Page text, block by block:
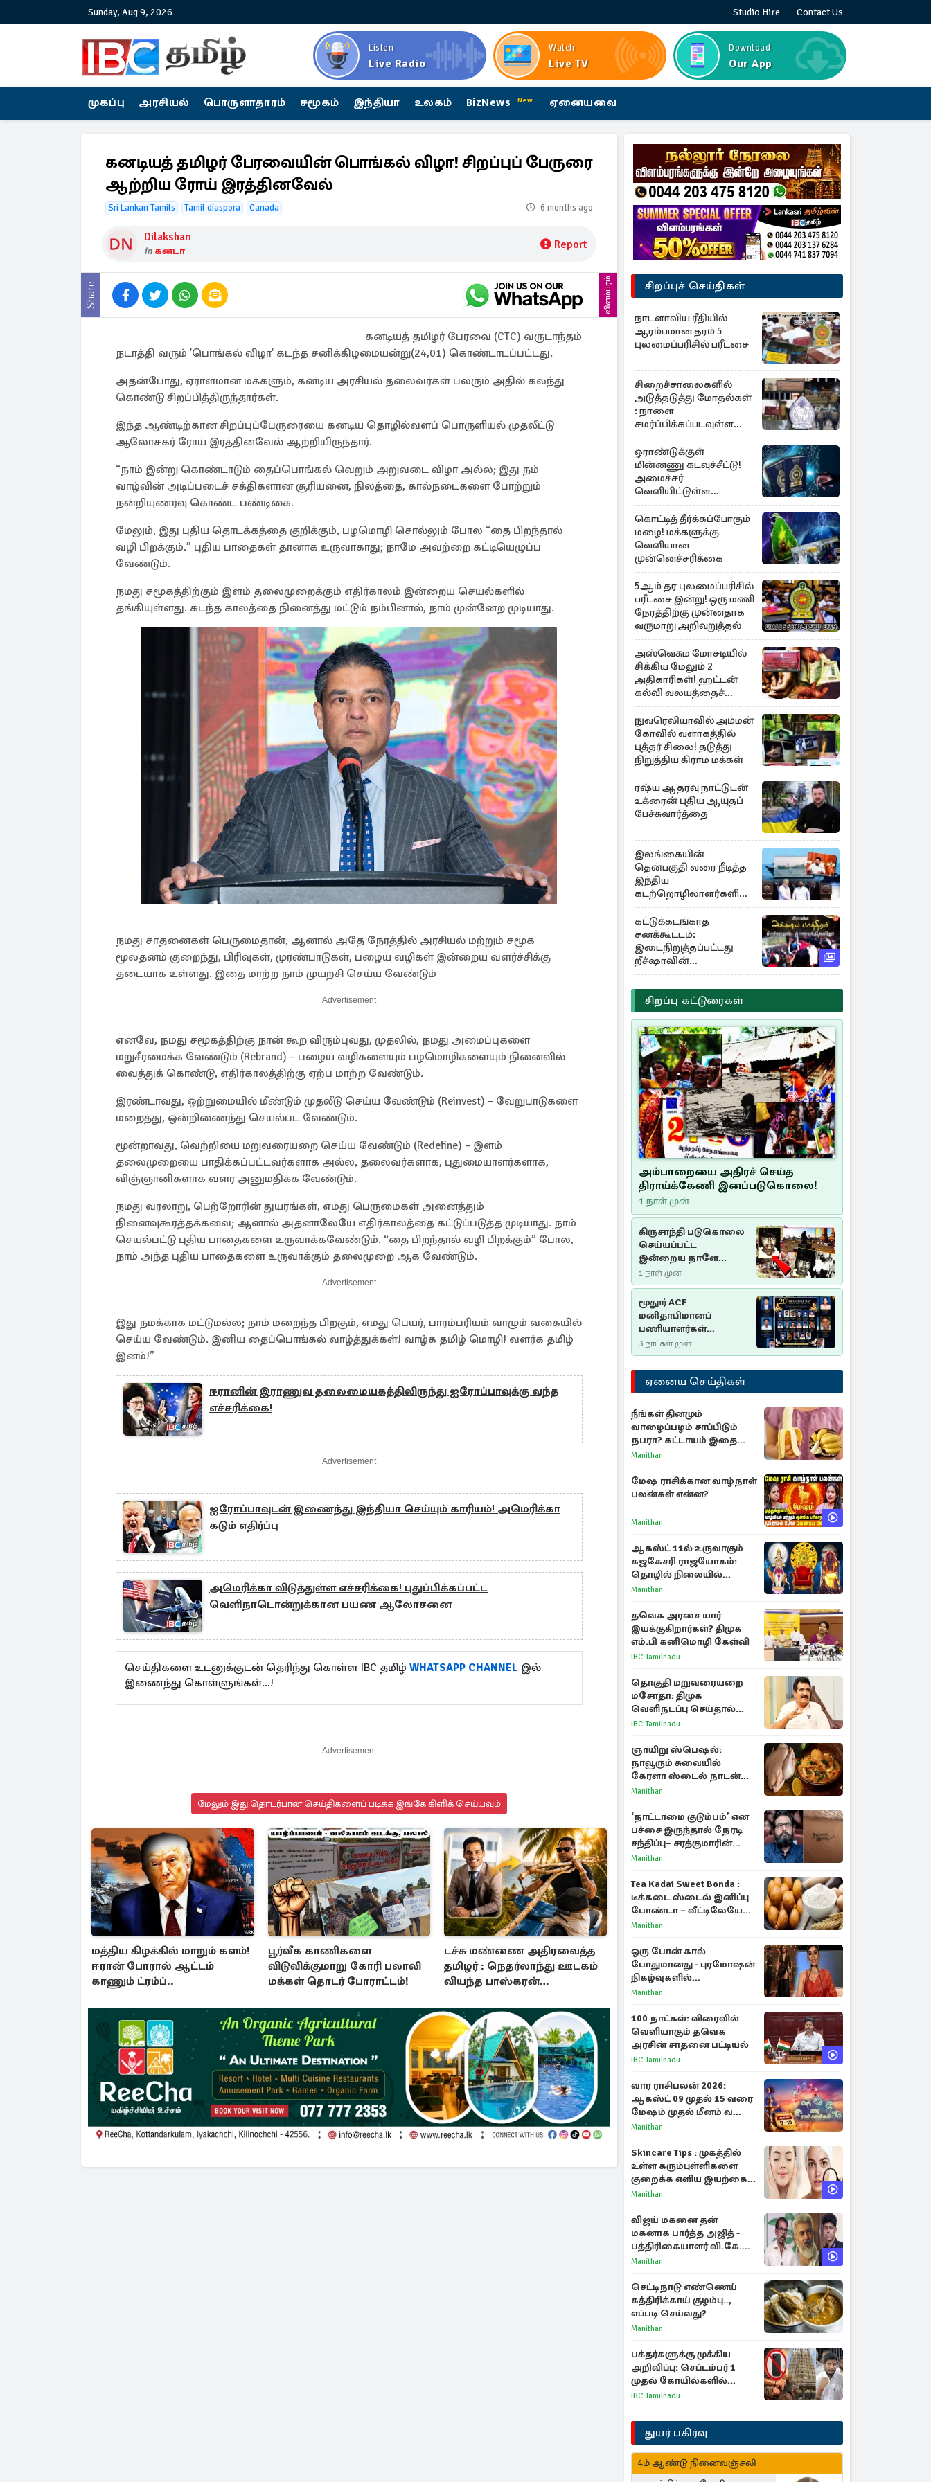
Sunday, Aug 9, 2026 Studio Hire Contact Us
Listen
Live Radio
Watch
Live TV
Download
Our App
முகப்பு அரசியல் பொருளாதாரம் சமூகம் இந்தியா உலகம் BizNews New ஏனையவை
கனடியத் தமிழர் பேரவையின் பொங்கல் விழா! சிறப்புப் பேருரை
ஆற்றிய ரோய் இரத்தினவேல்
Sri Lankan Tamils Tamil diaspora Canada 6 months ago
Dilakshan
in கனடா Report
Share விளம்பரம்
கனடியத் தமிழர் பேரவை (CTC) வருடாந்தம்
நடாத்தி வரும் 'பொங்கல் விழா' கடந்த சனிக்கிழமையன்று(24,01) கொண்டாடப்பட்டது.
அதன்போது, ஏராளமான மக்களும், கனடிய அரசியல் தலைவர்கள் பலரும் அதில் கலந்து
கொண்டு சிறப்பித்திருந்தார்கள்.
இந்த ஆண்டிற்கான சிறப்புப்பேருரையை கனடிய தொழில்வளப் பொருளியல் முதலீட்டு
ஆலோசகர் ரோய் இரத்தினவேல் ஆற்றியிருந்தார்.
“நாம் இன்று கொண்டாடும் தைப்பொங்கல் வெறும் அறுவடை விழா அல்ல; இது நம்
வாழ்வின் அடிப்படைச் சக்திகளான சூரியனை, நிலத்தை, கால்நடைகளை போற்றும்
நன்றியுணர்வு கொண்ட பண்டிகை.
மேலும், இது புதிய தொடக்கத்தை குறிக்கும், பழமொழி சொல்லும் போல “தை பிறந்தால்
வழி பிறக்கும்.” புதிய பாதைகள் தானாக உருவாகாது; நாமே அவற்றை கட்டியெழுப்ப
வேண்டும்.
நமது சமூகத்திற்கும் இளம் தலைமுறைக்கும் எதிர்காலம் இன்றைய செயல்களில்
தங்கியுள்ளது. கடந்த காலத்தை நினைத்து மட்டும் நம்பினால், நாம் முன்னேற முடியாது.
நமது சாதனைகள் பெருமைதான், ஆனால் அதே நேரத்தில் அரசியல் மற்றும் சமூக
மூலதனம் குறைந்து, பிரிவுகள், முரண்பாடுகள், பழைய வழிகள் இன்றைய வளர்ச்சிக்கு
தடையாக உள்ளது. இதை மாற்ற நாம் முயற்சி செய்ய வேண்டும்
Advertisement
எனவே, நமது சமூகத்திற்கு நான் கூற விரும்புவது, முதலில், நமது அமைப்புகளை
மறுசீரமைக்க வேண்டும் (Rebrand) – பழைய வழிகளையும் பழமொழிகளையும் நினைவில்
வைத்துக் கொண்டு, எதிர்காலத்திற்கு ஏற்ப மாற்ற வேண்டும்.
இரண்டாவது, ஒற்றுமையில் மீண்டும் முதலீடு செய்ய வேண்டும் (Reinvest) – வேறுபாடுகளை
மறைத்து, ஒன்றிணைந்து செயல்பட வேண்டும்.
மூன்றாவது, வெற்றியை மறுவரையறை செய்ய வேண்டும் (Redefine) – இளம்
தலைமுறையை பாதிக்கப்பட்டவர்களாக அல்ல, தலைவர்களாக, புதுமையாளர்களாக,
விஞ்ஞானிகளாக வளர அனுமதிக்க வேண்டும்.
நமது வரலாறு, பெற்றோரின் துயரங்கள், எமது பெருமைகள் அனைத்தும்
நினைவுகூரத்தக்கவை; ஆனால் அதனாலேயே எதிர்காலத்தை கட்டுப்படுத்த முடியாது. நாம்
செயல்பட்டு புதிய பாதைகளை உருவாக்கவேண்டும். “தை பிறந்தால் வழி பிறக்கும்” போல,
நாம் அந்த புதிய பாதைகளை உருவாக்கும் தலைமுறை ஆக வேண்டும்.
Advertisement
இது நமக்காக மட்டுமல்ல; நாம் மறைந்த பிறகும், எமது பெயர், பாரம்பரியம் வாழும் வகையில்
செய்ய வேண்டும். இனிய தைப்பொங்கல் வாழ்த்துக்கள்! வாழ்க தமிழ் மொழி! வளர்க தமிழ்
இனம்!”
ஈரானின் இராணுவ தலைமையகத்திலிருந்து ஐரோப்பாவுக்கு வந்த
எச்சரிக்கை!
Advertisement
ஐரோப்பாவுடன் இணைந்து இந்தியா செய்யும் காரியம்! அமெரிக்கா
கடும் எதிர்ப்பு
அமெரிக்கா விடுத்துள்ள எச்சரிக்கை! புதுப்பிக்கப்பட்ட
வெளிநாடொன்றுக்கான பயண ஆலோசனை
செய்திகளை உடனுக்குடன் தெரிந்து கொள்ள IBC தமிழ் WHATSAPP CHANNEL இல்
இணைந்து கொள்ளுங்கள்...!
Advertisement
மேலும் இது தொடர்பான செய்திகளைப் படிக்க இங்கே கிளிக் செய்யவும்
மத்திய கிழக்கில் மாறும் களம்!
ஈரான் போரால் ஆட்டம்
காணும் ட்ரம்ப்..
பூர்வீக காணிகளை
விடுவிக்குமாறு கோரி பலாலி
மக்கள் தொடர் போராட்டம்!
டச்சு மண்ணை அதிரவைத்த
தமிழர் : நெதர்லாந்து ஊடகம்
வியந்த பாஸ்கரன்
ரூபாய் சாம்ராஜ்யம்
சிறப்புச் செய்திகள்
நாடளாவிய ரீதியில்
ஆரம்பமான தரம் 5
புலமைப்பரிசில் பரீட்சை
சிறைச்சாலைகளில்
அடுத்தடுத்து மோதல்கள்
: நாளை
சமர்ப்பிக்கப்படவுள்ள
அறிக்கை
ஓராண்டுக்குள்
மின்னணு கடவுச்சீட்டு!
அமைச்சர்
வெளியிட்டுள்ள
அறிவிப்பு
கொட்டித் தீர்க்கப்போகும்
மழை! மக்களுக்கு
வெளியான
முன்னெச்சரிக்கை
5ஆம் தர புலமைப்பரிசில்
பரீட்சை இன்று! ஒரு மணி
நேரத்திற்கு முன்னதாக
வருமாறு அறிவுறுத்தல்
அஸ்வெசும மோசடியில்
சிக்கிய மேலும் 2
அதிகாரிகள்! ஹட்டன்
கல்வி வலயத்தைச்
சேர்ந்த 6 ஆசிரியர்கள்
குறித்து விசாரணை
நுவரெலியாவில் அம்மன்
கோவில் வளாகத்தில்
புத்தர் சிலை! தடுத்து
நிறுத்திய கிராம மக்கள்
ரஷ்ய ஆதரவு நாட்டுடன்
உக்ரைன் புதிய ஆயுதப்
பேச்சுவார்த்தை
இலங்கையின்
தென்பகுதி வரை நீடித்த
இந்திய
கடற்றொழிலாளர்களின்
ஊடுருவல்
கட்டுக்கடங்காத
சனக்கூட்டம்:
இடைநிறுத்தப்பட்டது
றீச்ஷாவின்
உணவுத்திருவிழா!
சிறப்பு கட்டுரைகள்
அம்பாறையை அதிரச் செய்த
திராய்க்கேணி இனப்படுகொலை!
1 நாள் முன்
கிருசாந்தி படுகொலை
செய்யப்பட்ட
இன்றைய நாளே
செம்மணி
இனப்படுகொலை
தினம்…!
1 நாள் முன்
மூதூர் ACF
மனிதாபிமானப்
பணியாளர்கள்
படுகொலை (2006): 20
ஆண்டுகளாகியும் நீதி
மறுக்கப்பட்ட
மனிதாபிமானப்
பேரவலம்
3 நாட்கள் முன்
ஏனைய செய்திகள்
நீங்கள் தினமும்
வாழைப்பழம் சாப்பிடும்
நபரா? கட்டாயம் இதை
தெரிந்து கொள்ளுங்கள்
Manithan
மேஷ ராசிக்கான வாழ்நாள்
பலன்கள் என்ன?
Manithan
ஆகஸ்ட் 11ல் உருவாகும்
கஜகேசரி ராஜயோகம்:
தொழில் நிலையில்
அதிர்ஷ்டம் பெறும் 3
Manithan
தவெக அரசை யார்
இயக்குகிறார்கள்? திமுக
எம்.பி கனிமொழி கேள்வி
IBC Tamilnadu
தொகுதி மறுவரையறை
மசோதா: திமுக
வெளிநடப்பு செய்தால்
ஆதரவாகவே கருதப்படும்
IBC Tamilnadu
ஞாயிறு ஸ்பெஷல்:
நாவூரும் சுவையில்
கேரளா ஸ்டைல் நாடன்
சிக்கன் குழம்பு ரெசிபி!
Manithan
‘நாட்டாமை குடும்பம்’ என
பச்சை இருந்தால் நேரடி
சந்திப்பு– சரத்குமாரின்
புதிய யோசனை
Manithan
Tea Kadai Sweet Bonda :
டீக்கடை ஸ்டைல் இனிப்பு
போண்டா – வீட்டிலேயே
செய்வது எப்படி?
Manithan
ஒரு போன் கால்
போதுமானது - புரமோஷன்
நிகழ்வுகளில்
பங்கேற்காதது குறித்து
Manithan
100 நாட்கள்: விரைவில்
வெளியாகும் தவெக
அரசின் சாதனை பட்டியல்
IBC Tamilnadu
வார ராசிபலன் 2026:
ஆகஸ்ட் 09 முதல் 15 வரை
மேஷம் முதல் மீனம் வரை
முழு பலன்கள்
Manithan
Skincare Tips : முகத்தில்
உள்ள கரும்புள்ளிகளை
குறைக்க எளிய இயற்கை
வழிகள்!
Manithan
விஜய் மகனை தன்
மகனாக பார்த்த அஜித் -
பத்திரிகையாளர் வி.கே.
சுந்தர் ஓபன் டாக்!
Manithan
செட்டிநாடு எண்ணெய்
கத்திரிக்காய் குழம்பு..,
எப்படி செய்வது?
Manithan
பக்தர்களுக்கு முக்கிய
அறிவிப்பு: செப்டம்பர் 1
முதல் கோயில்களில்
மொபைலுக்கு தடை!
IBC Tamilnadu
துயர் பகிர்வு
4ம் ஆண்டு நினைவஞ்சலி